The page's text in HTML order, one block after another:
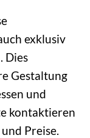
exklusiv
Dies
Gestaltung
und
kontaktieren
Preise.